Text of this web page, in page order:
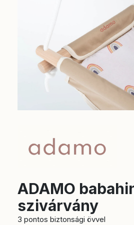
ADAMO
szivárvány
3 pontos biztonsági övvel